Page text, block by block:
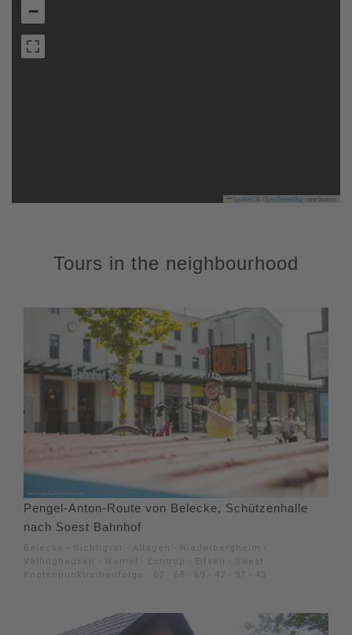
−
Leaflet OpenStreetMapcontributors
Tours in the neighbourhood
Pengel-Anton-Route von Belecke, Schützenhalle
nach Soest Bahnhof
Belecke - Sichtigvor - Allagen - Niederbergheim -
Völlinghausen - Wamel - Echtrop - Elfsen - Soest
Knotenpunktreihenfolge : 67 - 68 - 69 - 42 - 97 - 43